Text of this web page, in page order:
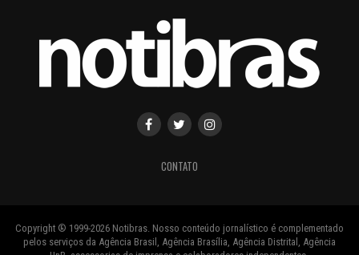
CONTATO
Copyright ® 1999-2026 Notibras. Nosso conteúdo jornalístico é complementado
pelos serviços da Agência Brasil, Agência Brasília, Agência Distrital, Agência